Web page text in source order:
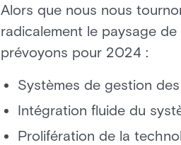
Alors que nous nous
radicalement le paysage
prévoyons pour 2024 :
Systèmes de gestion
Intégration fluide du
Prolifération de la